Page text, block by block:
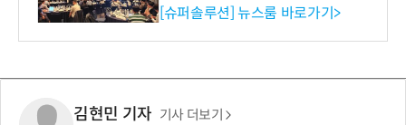
리 성료
[슈퍼솔루션] 뉴스룸 바로가기>
김현민 기자 기사 더보기